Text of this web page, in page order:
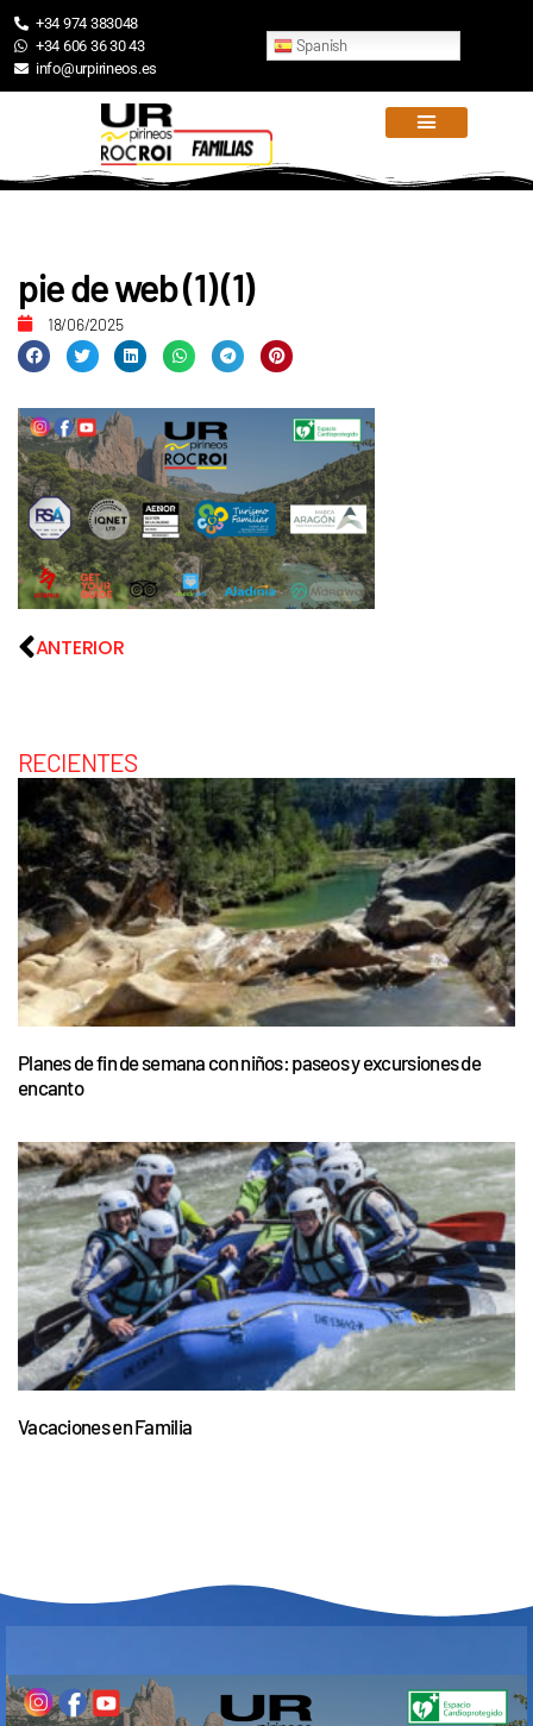
+34 974 383048
+34 606 36 30 43
info@urpirineos.es
Spanish
pie de web (1) (1)
18/06/2025
ANTERIOR
RECIENTES
Planes de fin de semana con niños: paseos y excursiones de
encanto
Vacaciones en Familia